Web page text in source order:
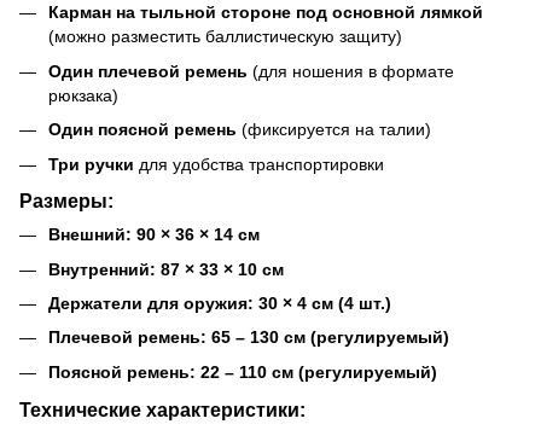
Карман на тыльной стороне под основной лямкой
(можно разместить баллистическую защиту)
Один плечевой ремень (для ношения в формате
рюкзака)
Один поясной ремень (фиксируется на талии)
Три ручки для удобства транспортировки
Размеры:
Внешний: 90 × 36 × 14 см
Внутренний: 87 × 33 × 10 см
Держатели для оружия: 30 × 4 см (4 шт.)
Плечевой ремень: 65 – 130 см (регулируемый)
Поясной ремень: 22 – 110 см (регулируемый)
Технические характеристики: